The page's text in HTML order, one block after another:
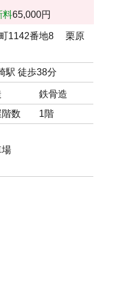
料65,000円
町1142番地8 栗原
駅 徒歩38分
鉄骨造
数 1階
場